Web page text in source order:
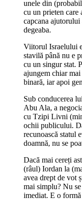
unele din
cu un prieten
capcana
degeaba.
Viitorul Israelului
stavilă până nu e
cu un singur stat.
ajungem chiar
binară, iar apoi
Sub conducerea
Abu Ala, a
cu Tzipi Livni
ochii publicului.
recunoască statul
doamnă, nu se
Dacă mai cereți
(râul) Iordan la
avea drept de vot
mai simplu? Nu
imediat. E o